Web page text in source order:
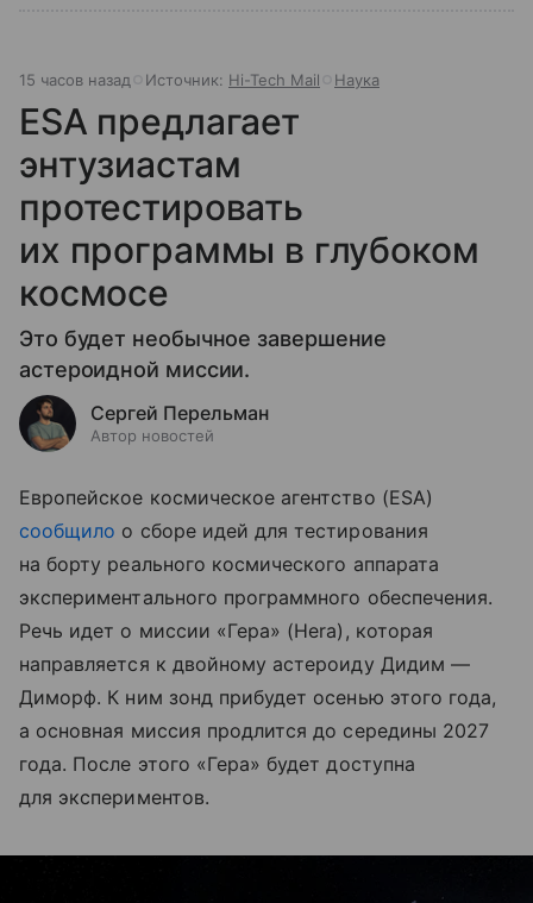
15 часов назад Источник: Hi-Tech Mail Наука
ESA предлагает
энтузиастам
протестировать
их программы в глубоком
космосе
Это будет необычное завершение
астероидной миссии.
Сергей Перельман
Автор новостей
Европейское космическое агентство (ESA)
сообщило о сборе идей для тестирования
на борту реального космического аппарата
экспериментального программного обеспечения.
Речь идет о миссии «Гера» (Hera), которая
направляется к двойному астероиду Дидим —
Диморф. К ним зонд прибудет осенью этого года,
а основная миссия продлится до середины 2027
года. После этого «Гера» будет доступна
для экспериментов.